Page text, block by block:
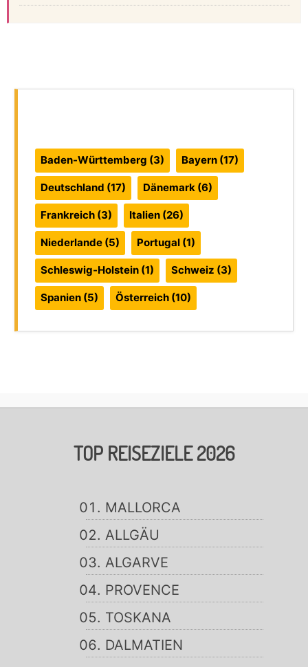
Baden-Württemberg (3) Bayern(17)
Deutschland (17) Dänemark (6)
Frankreich(3) Italien(26)
Niederlande(5) Portugal(1)
Schleswig-Holstein(1) Schweiz (3)
Spanien(5) Österreich(10)
TOP REISEZIELE 2026
MALLORCA
ALLGÄU
ALGARVE
PROVENCE
TOSKANA
DALMATIEN